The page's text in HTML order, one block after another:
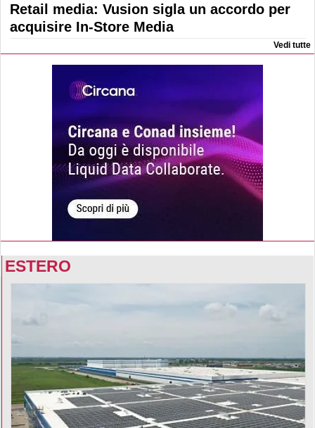
Retail media: Vusion sigla un accordo per
acquisire In-Store Media
Vedi tutte
ESTERO